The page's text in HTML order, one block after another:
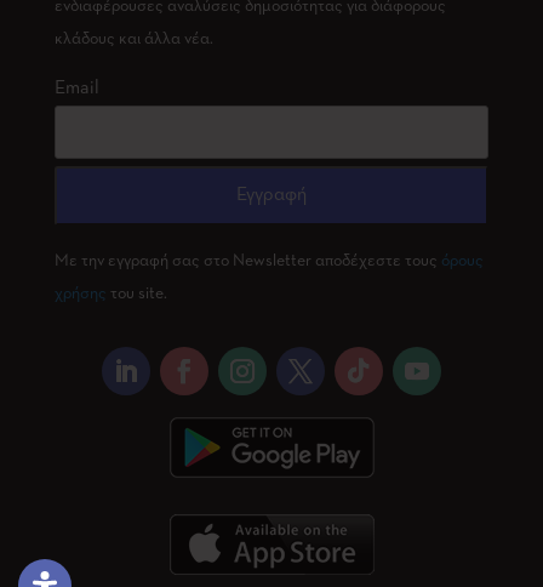
ενδιαφέρουσες αναλύσεις δημοσιότητας για διάφορους
κλάδους και άλλα νέα.
Email
Με την εγγραφή σας στο Newsletter αποδέχεστε τους όρους
χρήσης του site.